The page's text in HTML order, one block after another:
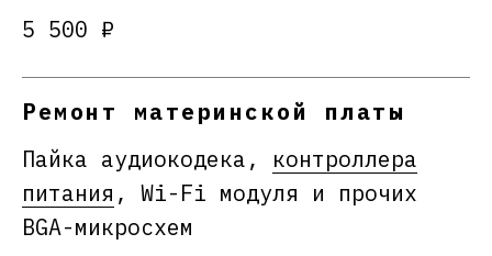
5 500 ₽
Ремонт материнской платы
Пайка аудиокодека, контроллера
питания , Wi-Fi модуля и прочих
BGA-микросхем